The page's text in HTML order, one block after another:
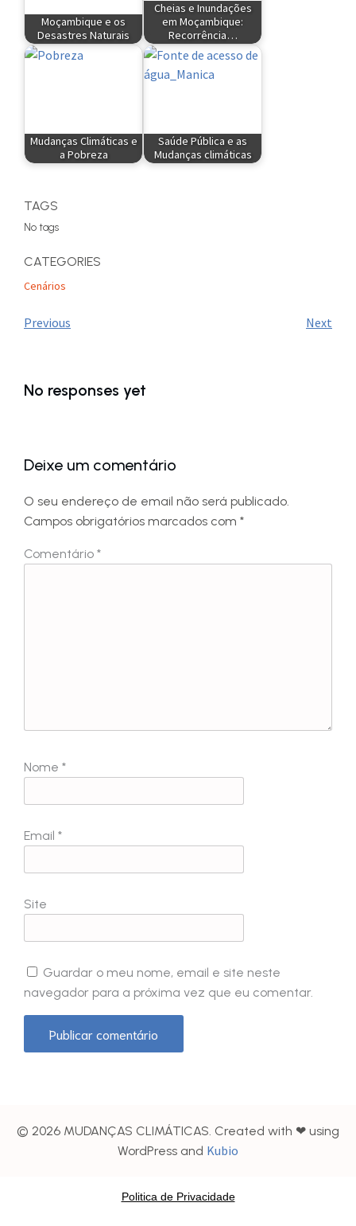
Moçambique e os
Desastres Naturais
Cheias e Inundações
em Moçambique:
Recorrência…
Mudanças Climáticas e
a Pobreza
Saúde Pública e as
Mudanças climáticas
TAGS
No tags
CATEGORIES
Cenários
Previous Next
No responses yet
Deixe um comentário
O seu endereço de email não será publicado.
Campos obrigatórios marcados com *
Comentário *
Nome *
Email *
Site
Guardar o meu nome, email e site neste
navegador para a próxima vez que eu comentar.
© 2026 MUDANÇAS CLIMÁTICAS. Created with ❤ using
WordPress and Kubio
Politica de Privacidade